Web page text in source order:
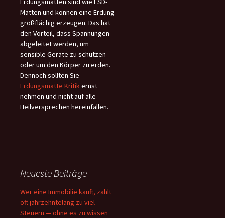
Matten und können eine Erdung
großflächig erzeugen. Das hat
den Vorteil, dass Spannungen
abgeleitet werden, um
sensible Geräte zu schützen
oder um den Körper zu erden.
Dennoch sollten Sie
Erdungsmatte Kritikernst
nehmen und nicht auf alle
Heilversprechen hereinfallen.
Neueste Beiträge
Wer eine Immobilie kauft, zahlt
oft jahrzehntelang zu viel
Steuern — ohne es zu wissen